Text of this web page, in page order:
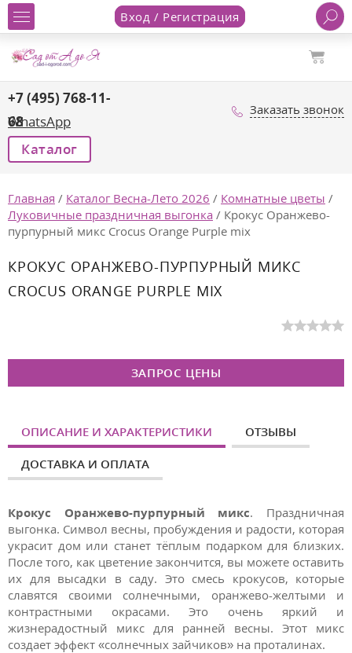
Вход / Регистрация
+7 (495) 768-11-
68
WhatsApp
Заказать звонок
Каталог
Главная / Каталог Весна-Лето 2026 / Комнатные цветы /
Луковичные праздничная выгонка / Крокус Оранжево-
пурпурный микс Crocus Orange Purple mix
КРОКУС ОРАНЖЕВО-ПУРПУРНЫЙ МИКС
CROCUS ORANGE PURPLE MIX
ЗАПРОС ЦЕНЫ
ОПИСАНИЕ И ХАРАКТЕРИСТИКИ ОТЗЫВЫ
ДОСТАВКА И ОПЛАТА
Крокус Оранжево-пурпурный микс. Праздничная
выгонка. Символ весны, пробуждения и радости, которая
украсит дом или станет тёплым подарком для близких.
После того, как цветение закончится, вы можете оставить
их для высадки в саду. Это смесь крокусов, которые
славятся своими солнечными, оранжево-желтыми и
контрастными окрасами. Это очень яркий и
жизнерадостный микс для ранней весны. Этот микс
создает эффект «солнечных зайчиков» на проталинах.